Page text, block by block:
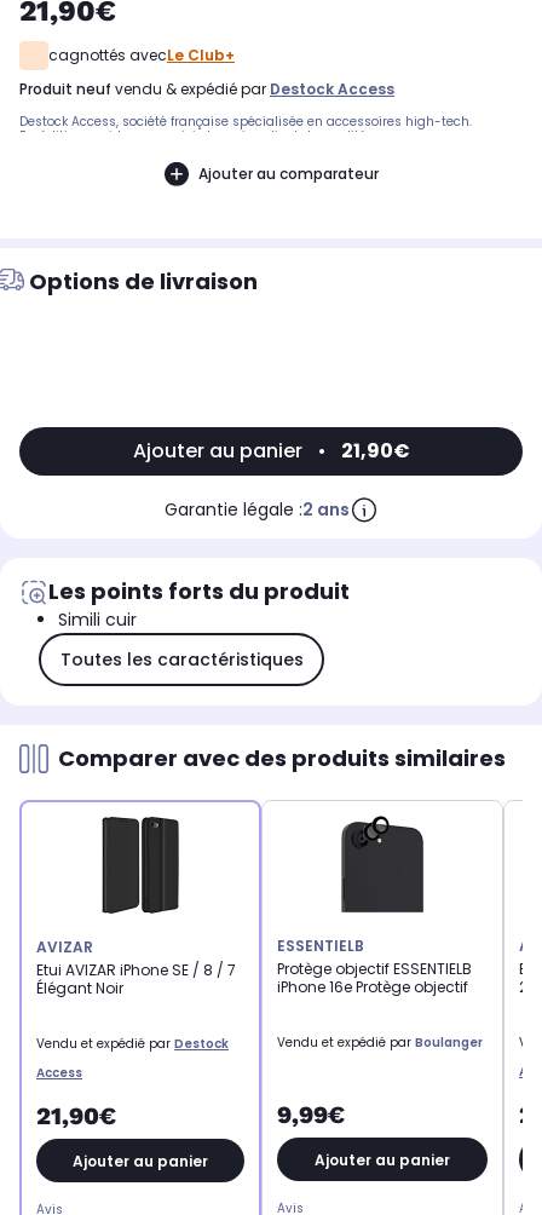
21,90€
cagnottés avecLe Club+
produit neuf vendu & expédié par Destock Access
Destock Access, société française spécialisée en accessoires high-tech.
Expédition rapide avec suivi et service client de qualité.
Ajouter au comparateur
Options de livraison
Ajouter au panier • 21,90€
Garantie légale :2 ans
Les points forts du produit
Simili cuir
Toutes les caractéristiques
Comparer avec des produits similaires
AVIZAR
Etui AVIZAR iPhone SE / 8 / 7
Élégant Noir
Vendu et expédié par Destock
Access
21,90€
Ajouter au panier
Avis
ESSENTIELB
Protège objectif ESSENTIELB
iPhone 16e Protège objectif
Vendu et expédié par Boulanger
9,99€
Ajouter au panier
Avis